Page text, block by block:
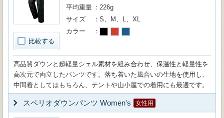
比較する
平均重量
226g
サイズ
S、M、L、XL
カラー
高品質ダウンと超軽量シェル素材を組み合わせ、保温性と軽量性を
高次元で両立したパンツです。落ち着いた風合いの生地を使用し、
中間着としてはもちろん、テントや山小屋での着用にも最適です。
スペリオダウンパンツ Women's 女性用